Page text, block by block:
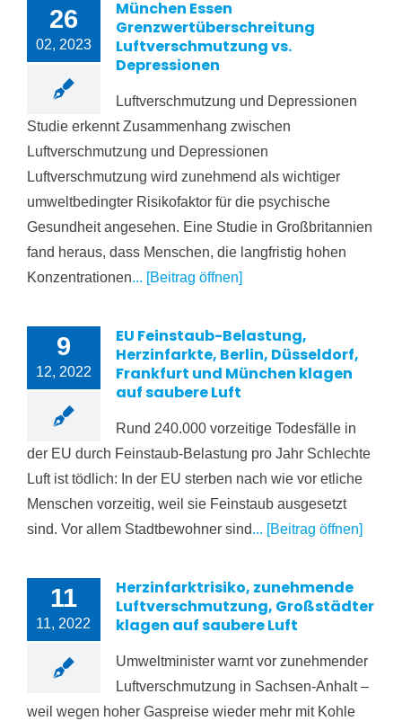
26
02, 2023
München Essen
Grenzwertüberschreitung
Luftverschmutzung vs.
Depressionen
Luftverschmutzung und Depressionen
Studie erkennt Zusammenhang zwischen
Luftverschmutzung und Depressionen
Luftverschmutzung wird zunehmend als wichtiger
umweltbedingter Risikofaktor für die psychische
Gesund­heit angesehen. Eine Studie in Großbritannien
fand heraus, dass Menschen, die langfristig hohen
Konzentrationen... [Beitrag öffnen]
9
12, 2022
EU Feinstaub-Belastung,
Herzinfarkte, Berlin, Düsseldorf,
Frankfurt und München klagen
auf saubere Luft
Rund 240.000 vorzeitige Todesfälle in
der EU durch Feinstaub-Belastung pro Jahr Schlechte
Luft ist tödlich: In der EU sterben nach wie vor etliche
Menschen vorzeitig, weil sie Feinstaub ausgesetzt
sind. Vor allem Stadtbewohner sind... [Beitrag öffnen]
11
11, 2022
Herzinfarktrisiko, zunehmende
Luftverschmutzung, Großstädter
klagen auf saubere Luft
Umweltminister warnt vor zunehmender
Luftverschmutzung in Sachsen-Anhalt –
weil wegen hoher Gaspreise wieder mehr mit Kohle